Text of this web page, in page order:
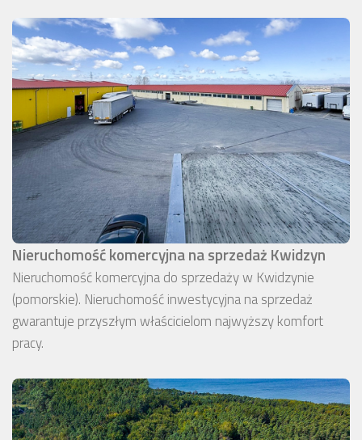
Nieruchomość komercyjna na sprzedaż Kwidzyn
Nieruchomość komercyjna do sprzedaży w Kwidzynie
(pomorskie). Nieruchomość inwestycyjna na sprzedaż
gwarantuje przyszłym właścicielom najwyższy komfort
pracy.